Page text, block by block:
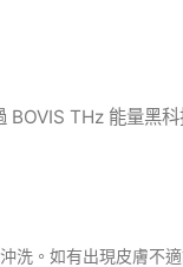
THz 能量黑
洗。如有出現皮膚不